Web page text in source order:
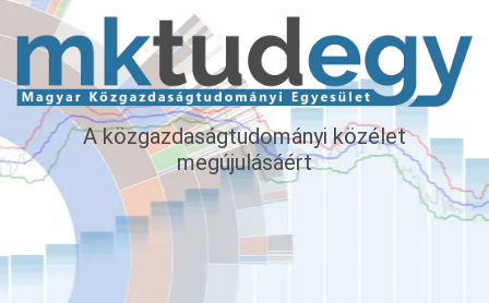
A közgazdaságtudományi közélet
megújulásáért